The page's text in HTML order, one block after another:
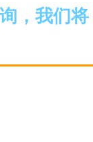
，我们将